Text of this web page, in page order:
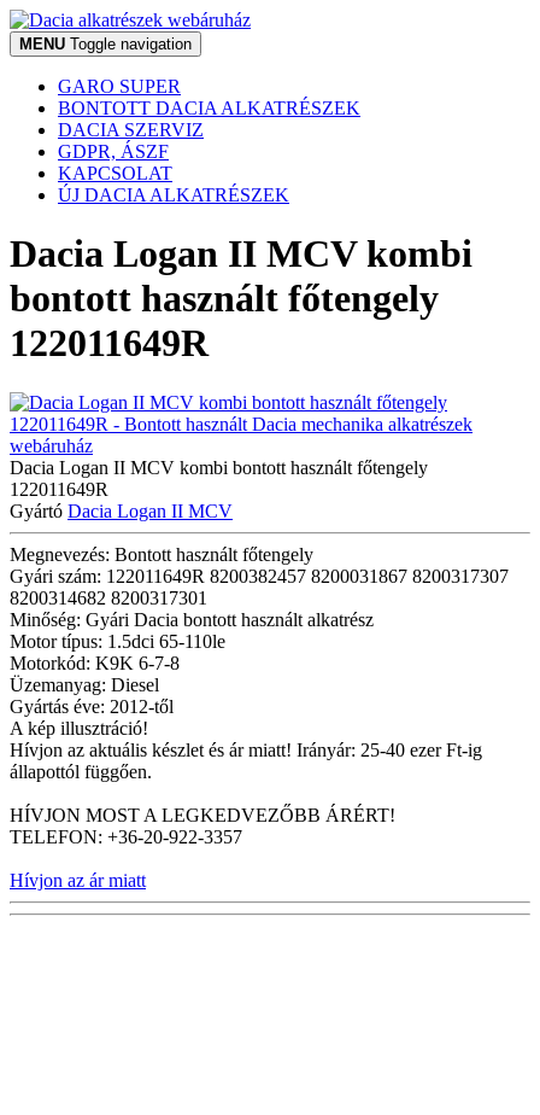
MENU Toggle navigation
GARO SUPER
BONTOTT DACIA ALKATRÉSZEK
DACIA SZERVIZ
GDPR, ÁSZF
KAPCSOLAT
ÚJ DACIA ALKATRÉSZEK
Dacia Logan II MCV kombi
bontott használt főtengely
122011649R
Dacia Logan II MCV kombi bontott használt főtengely
122011649R
Gyártó Dacia Logan II MCV
Megnevezés: Bontott használt főtengely
Gyári szám: 122011649R 8200382457 8200031867 8200317307
8200314682 8200317301
Minőség: Gyári Dacia bontott használt alkatrész
Motor típus: 1.5dci 65-110le
Motorkód: K9K 6-7-8
Üzemanyag: Diesel
Gyártás éve: 2012-től
A kép illusztráció!
Hívjon az aktuális készlet és ár miatt! Irányár: 25-40 ezer Ft-ig
állapottól függően.
HÍVJON MOST A LEGKEDVEZŐBB ÁRÉRT!
TELEFON: +36-20-922-3357
Hívjon az ár miatt